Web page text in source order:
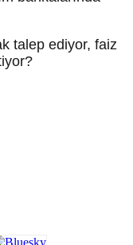
talep ediyor, faiz